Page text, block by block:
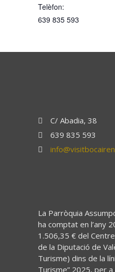
Telèfon:
639 835 593
C/ Abadia, 38
639 835 593
La Parròquia
ha comptat en l’any
1.506,35 € del
de la Diputació de
Turisme) dins de la
Turisme” 2025, per a